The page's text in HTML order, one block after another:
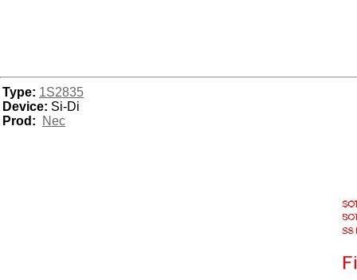
Type: 1S2835
Device: Si-Di
Prod:
Nec